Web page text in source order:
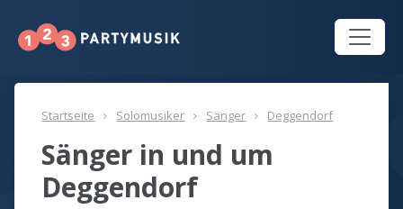
Startseite Solomusiker Sänger Deggendorf
Sänger in und um
Deggendorf